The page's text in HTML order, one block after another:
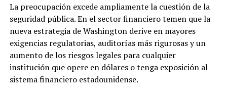
La preocupación excede ampliamente la cuestión de la
seguridad pública. En el sector financiero temen que la
nueva estrategia de Washington derive en mayores
exigencias regulatorias, auditorías más rigurosas y un
aumento de los riesgos legales para cualquier
institución que opere en dólares o tenga exposición al
sistema financiero estadounidense.